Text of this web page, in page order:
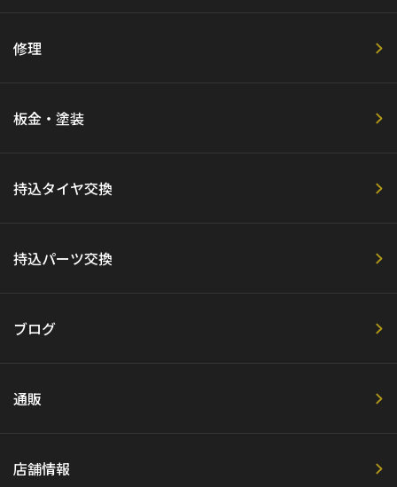
修理
板金・塗装
持込タイヤ交換
持込パーツ交換
ブログ
通販
店舗情報